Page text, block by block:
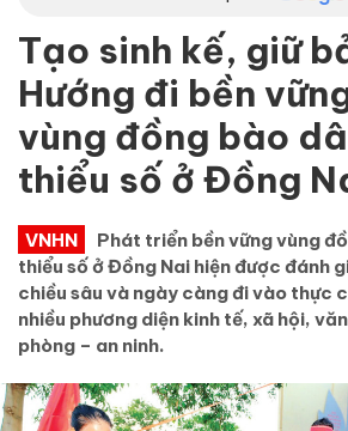
Tạo sinh kế, giữ
Hướng đi bền
vùng đồng bào
thiểu số ở Đồng
VNHN
Phát triển bền vững vùng
thiểu số ở Đồng Nai hiện được đánh
chiều sâu và ngày càng đi vào thực
nhiều phương diện kinh tế, xã hội,
phòng – an ninh.